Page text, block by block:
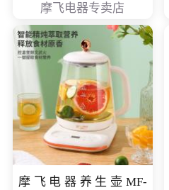
摩飞电器专卖店
摩飞电器养生壶MF-